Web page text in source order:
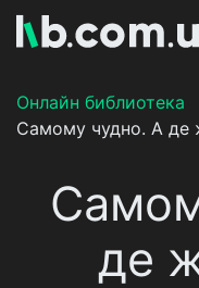
Онлайн библиотека
Самому чудно. А де
де